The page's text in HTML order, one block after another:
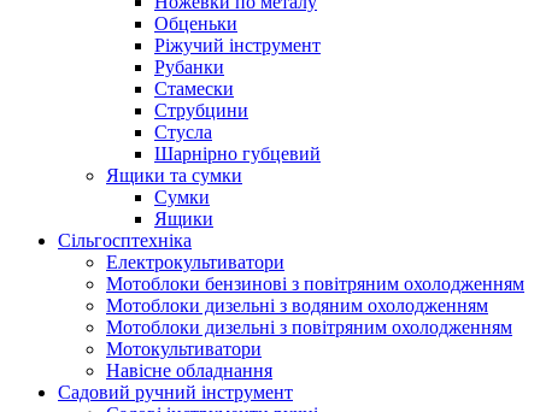
Обценьки
Ріжучий інструмент
Рубанки
Стамески
Струбцини
Стусла
Шарнірно губцевий
Ящики та сумки
Сумки
Ящики
Сільгосптехніка
Електрокультиватори
Мотоблоки бензинові з повітряним охолодженням
Мотоблоки дизельні з водяним охолодженням
Мотоблоки дизельні з повітряним охолодженням
Мотокультиватори
Навісне обладнання
Садовий ручний інструмент